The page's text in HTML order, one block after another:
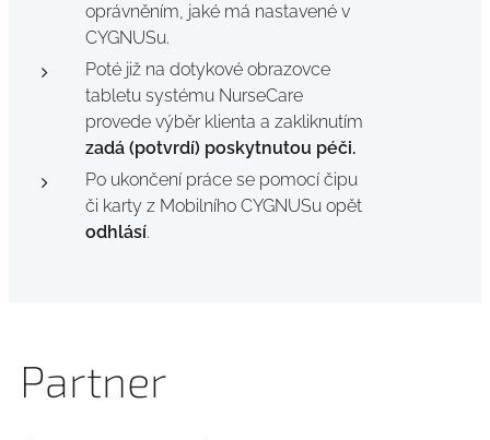
oprávněním, jaké má nastavené v
CYGNUSu.
Poté již na dotykové obrazovce
tabletu systému NurseCare
provede výběr klienta a zakliknutím
zadá (potvrdí) poskytnutou péči.
Po ukončení práce se pomocí čipu
či karty z Mobilního CYGNUSu opět
odhlásí.
Partner